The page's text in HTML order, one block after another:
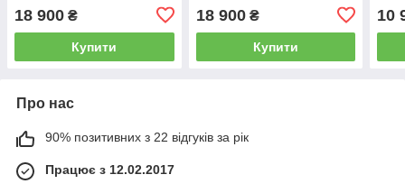
темно-синій
18 900 ₴
Купити
синій
18 900₴
Купити
10
Про нас
90% позитивних з 22 відгуків за рік
Працює з 12.02.2017